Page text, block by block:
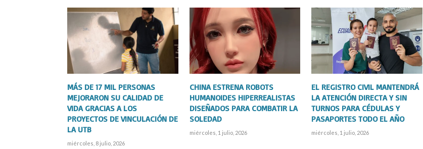
MÁS DE 17 MIL PERSONAS
MEJORARON SU CALIDAD DE
VIDA GRACIAS A LOS
PROYECTOS DE VINCULACIÓN DE
LA UTB
miércoles, 8 julio, 2026
CHINA ESTRENA ROBOTS
HUMANOIDES HIPERREALISTAS
DISEÑADOS PARA COMBATIR LA
SOLEDAD
miércoles, 1 julio, 2026
EL REGISTRO CIVIL MANTENDRÁ
LA ATENCIÓN DIRECTA Y SIN
TURNOS PARA CÉDULAS Y
PASAPORTES TODO EL AÑO
miércoles, 1 julio, 2026